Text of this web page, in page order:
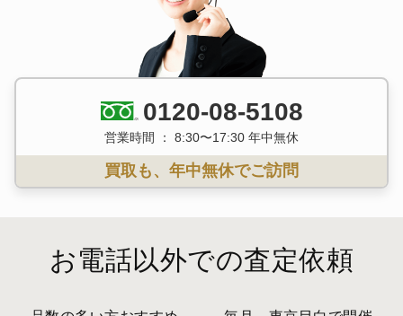
0120-08-5108
営業時間 ： 8:30〜17:30 年中無休
買取も、年中無休でご訪問
お電話以外での査定依頼